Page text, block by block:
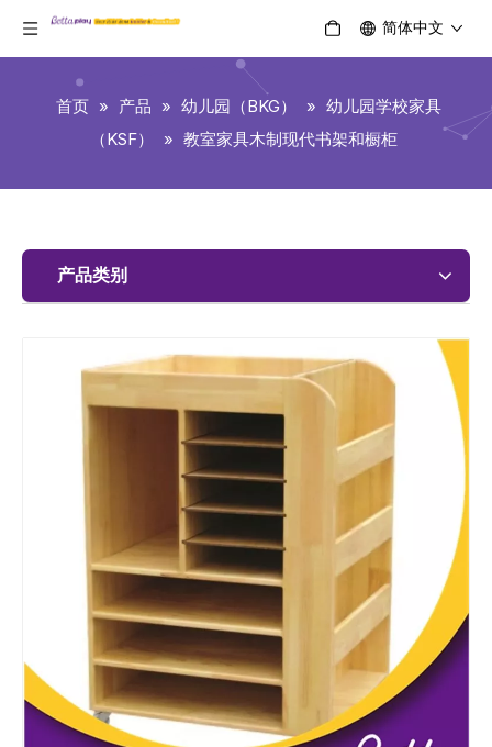
简体中文
首页 » 产品 » 幼儿园（BKG） » 幼儿园学校家具
（KSF）
» 教室家具木制现代书架和橱柜
产品类别